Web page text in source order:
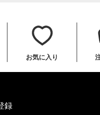
お気に入り
録